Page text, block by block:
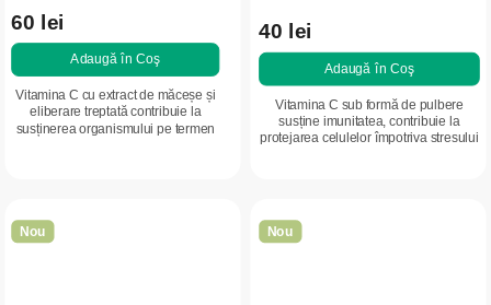
60 lei
Adaugă în Coş
Vitamina C cu extract de măceșe și
eliberare treptată contribuie la
susținerea organismului pe termen
40 lei
Adaugă în Coş
Vitamina C sub formă de pulbere
susține imunitatea, contribuie la
protejarea celulelor împotriva stresului
Nou Nou